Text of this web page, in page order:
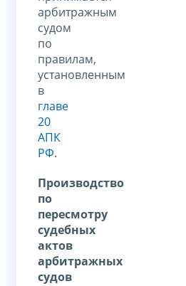
арбитражным
судом
по
правилам,
установленным
в
главе
20
АПК
РФ.
Производство
по
пересмотру
судебных
актов
арбитражных
судов